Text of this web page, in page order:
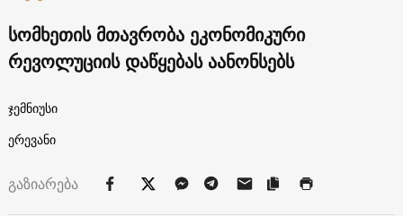
სომხეთის მთავრობა ეკონომიკური
რევოლუციის დაწყებას აანონსებს
ჯემნიუსი
ერევანი
გაზიარება